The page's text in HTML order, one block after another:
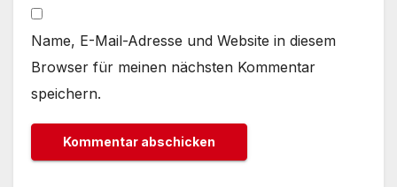
Name, E-Mail-Adresse und Website in diesem
Browser für meinen nächsten Kommentar
speichern.